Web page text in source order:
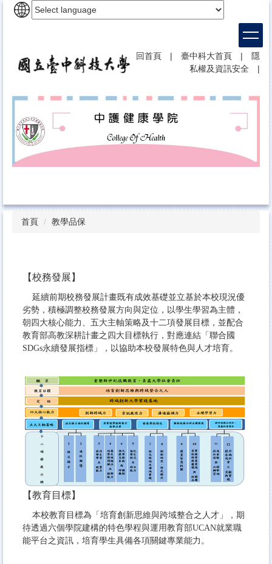
回首頁 | 臺中科大首頁 | 隱
私權及資訊安全 |
首頁 教學品保
【校務發展】
延續前期校務發展計畫既有成效基礎並立基於本校現況優
劣勢，積極調整校務發展方向與定位，以學生學習為主體，
朝四大核心能力、五大主軸策略及十二項發展目標，並配合
教育部高教深耕計畫之四大目標執行，對應連結「聯合國
SDGs永續發展指標」，以協助本校發展特色與人才培育。
【教育目標】
本校教育目標為「培育創新思維與跨域整合之人才」，期
待透過六個學院建構的特色學程與運用教育部UCAN就業職
能平台之資訊，培育學生具備各項關鍵專業能力。